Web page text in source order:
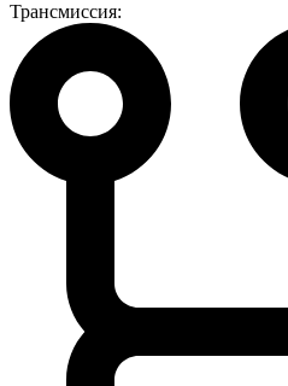
Трансмиссия: